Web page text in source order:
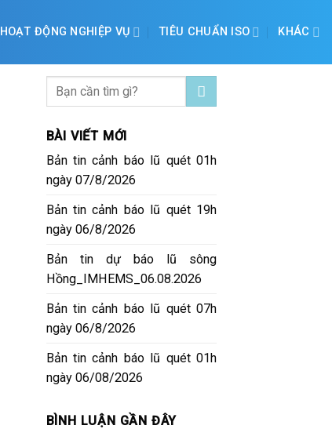
HOẠT ĐỘNG NGHIỆP VỤ TIÊU CHUẨN ISO KHÁC
BÀI VIẾT MỚI
Bản tin cảnh báo lũ quét 01h
ngày 07/8/2026
Bản tin cảnh báo lũ quét 19h
ngày 06/8/2026
Bản tin dự báo lũ sông
Hồng_IMHEMS_06.08.2026
Bản tin cảnh báo lũ quét 07h
ngày 06/8/2026
Bản tin cảnh báo lũ quét 01h
ngày 06/08/2026
BÌNH LUẬN GẦN ĐÂY